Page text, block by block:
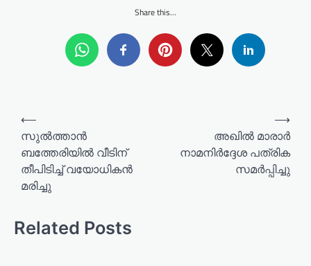
Share this...
a
⟵
സുൽത്താൻ
ബത്തേരിയില്‍ വീടിന്
തീപിടിച്ച് വയോധികന്‍
മരിച്ചു
അഖില്‍ മാരാര്‍
നാമനിര്‍ദ്ദേശ പത്രിക
സമര്‍പ്പിച്ചു
⟶
Related Posts